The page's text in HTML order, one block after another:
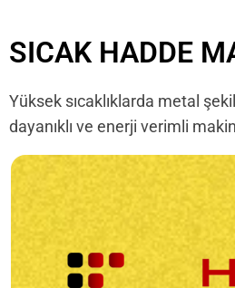
SICAK HADDE
Yüksek sıcaklıklarda metal
dayanıklı ve enerji verimli